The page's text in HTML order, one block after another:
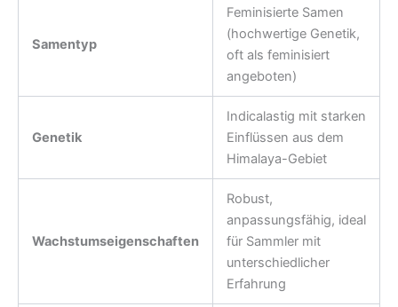
Samentyp
Feminisierte Samen
(hochwertige Genetik,
oft als feminisiert
angeboten)
Genetik
Indicalastig mit starken
Einflüssen aus dem
Himalaya-Gebiet
Wachstumseigenschaften
Robust,
anpassungsfähig, ideal
für Sammler mit
unterschiedlicher
Erfahrung